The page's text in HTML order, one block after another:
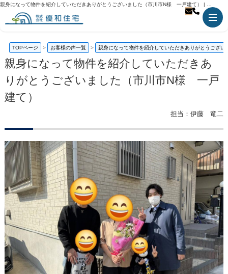
TOPページ お客様の声一覧 親身になって物件を紹介していただきありがとうござ
親身になって物件を紹介していただきあ
りがとうございました（市川市N様 一戸
建て）
担当：伊藤 竜二